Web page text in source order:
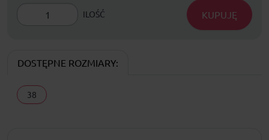
ILOŚĆ KUPUJĘ
DOSTĘPNE ROZMIARY:
38